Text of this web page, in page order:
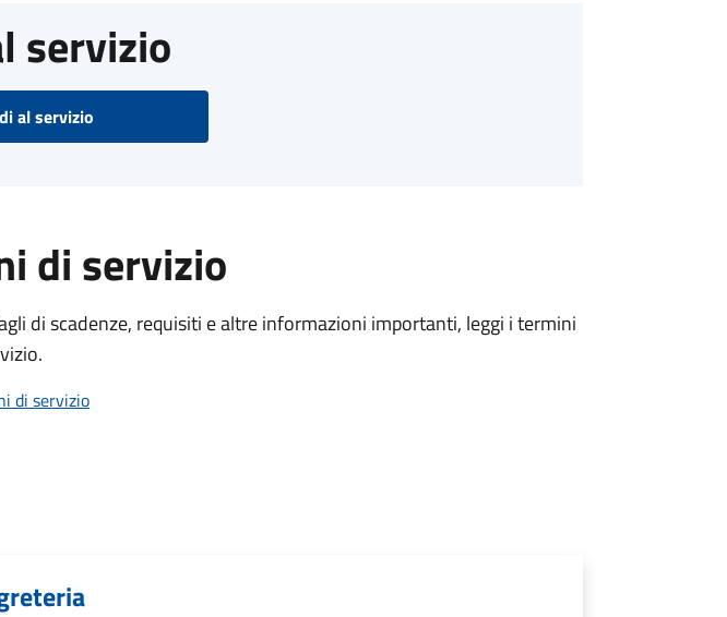
servizio
al servizio
di servizio
di scadenze, requisiti e altre informazioni importanti, leggi i termini
di servizio